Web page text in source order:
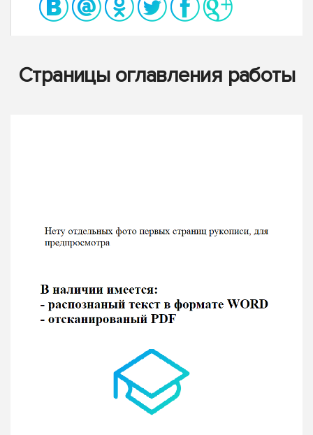
Страницы оглавления работы